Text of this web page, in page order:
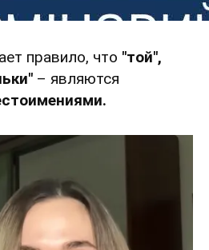
правило, что "той",
– являются